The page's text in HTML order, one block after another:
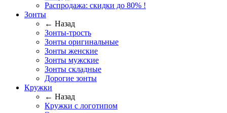
Распродажа: скидки до 80% !
Зонты
← Назад
Зонты-трость
Зонты оригинальные
Зонты женские
Зонты мужские
Зонты складные
Дорогие зонты
Кружки
← Назад
Кружки с логотипом